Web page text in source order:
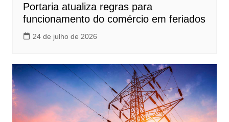
Portaria atualiza regras para
funcionamento do comércio em feriados
24 de julho de 2026